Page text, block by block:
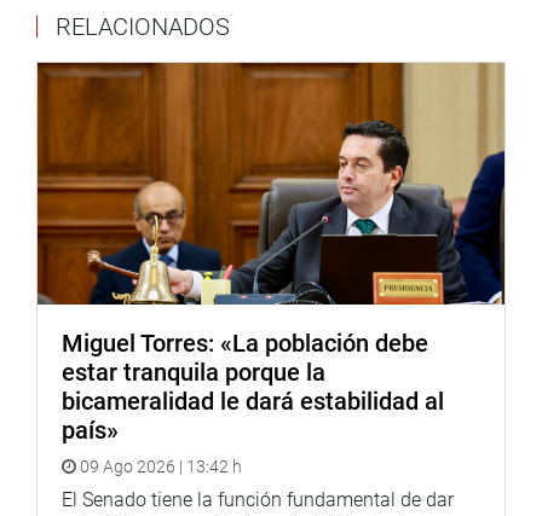
gestión de intereses en el Estado.(GMV)
CENTRO DE NOTICIAS
PRENSA-CONGRESO 8-5-18
y redes sociales.
Heraldo:goo.gl/Ty5Tto
Portal: http://www.congreso.gob.pe/
RELACIONADOS
Miguel Torres: «La población debe
estar tranquila porque la
bicameralidad le dará estabilidad al
país»
09 Ago 2026 | 13:42 h
El Senado tiene la función fundamental de dar